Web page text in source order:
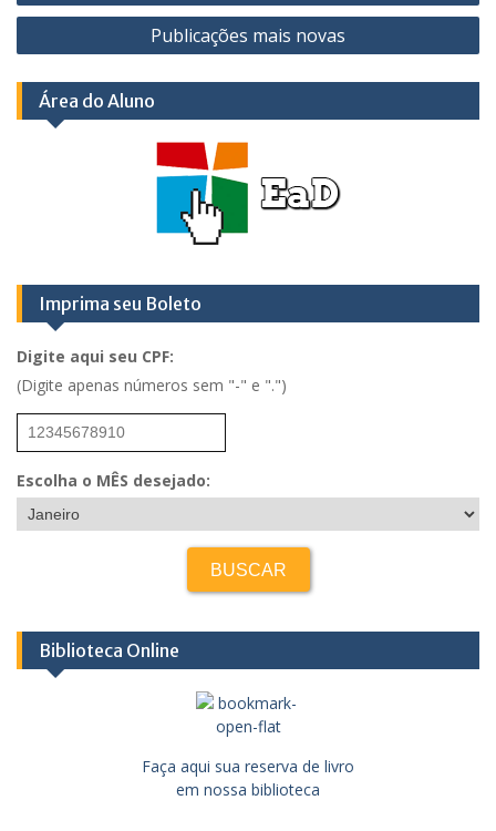
posts
Publicações mais novas
Área do Aluno
Imprima seu Boleto
Digite aqui seu CPF:
(Digite apenas números sem "-" e ".")
Escolha o MÊS desejado:
Biblioteca Online
Faça aqui sua reserva de livro
em nossa biblioteca